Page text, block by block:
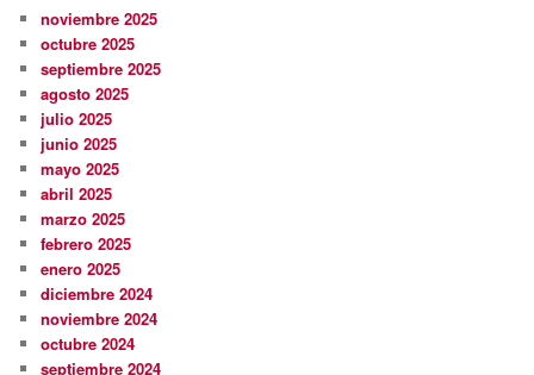
noviembre 2025
octubre 2025
septiembre 2025
agosto 2025
julio 2025
junio 2025
mayo 2025
abril 2025
marzo 2025
febrero 2025
enero 2025
diciembre 2024
noviembre 2024
octubre 2024
septiembre 2024